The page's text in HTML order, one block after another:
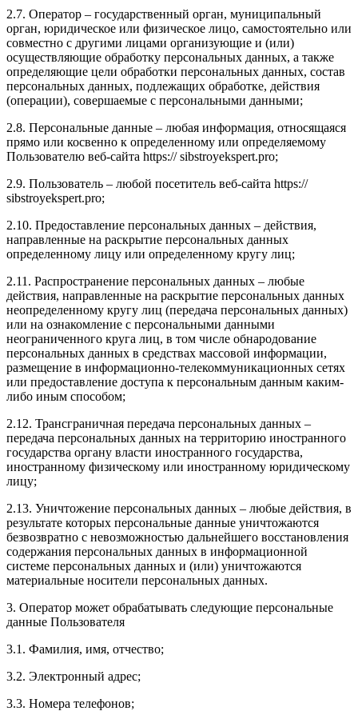
2.7. Оператор – государственный орган, муниципальный
орган, юридическое или физическое лицо, самостоятельно или
совместно с другими лицами организующие и (или)
осуществляющие обработку персональных данных, а также
определяющие цели обработки персональных данных, состав
персональных данных, подлежащих обработке, действия
(операции), совершаемые с персональными данными;
2.8. Персональные данные – любая информация, относящаяся
прямо или косвенно к определенному или определяемому
Пользователю веб-сайта https:// sibstroyekspert.pro;
2.9. Пользователь – любой посетитель веб-сайта https://
sibstroyekspert.pro;
2.10. Предоставление персональных данных – действия,
направленные на раскрытие персональных данных
определенному лицу или определенному кругу лиц;
2.11. Распространение персональных данных – любые
действия, направленные на раскрытие персональных данных
неопределенному кругу лиц (передача персональных данных)
или на ознакомление с персональными данными
неограниченного круга лиц, в том числе обнародование
персональных данных в средствах массовой информации,
размещение в информационно-телекоммуникационных сетях
или предоставление доступа к персональным данным каким-
либо иным способом;
2.12. Трансграничная передача персональных данных –
передача персональных данных на территорию иностранного
государства органу власти иностранного государства,
иностранному физическому или иностранному юридическому
лицу;
2.13. Уничтожение персональных данных – любые действия, в
результате которых персональные данные уничтожаются
безвозвратно с невозможностью дальнейшего восстановления
содержания персональных данных в информационной
системе персональных данных и (или) уничтожаются
материальные носители персональных данных.
3. Оператор может обрабатывать следующие персональные
данные Пользователя
3.1. Фамилия, имя, отчество;
3.2. Электронный адрес;
3.3. Номера телефонов;